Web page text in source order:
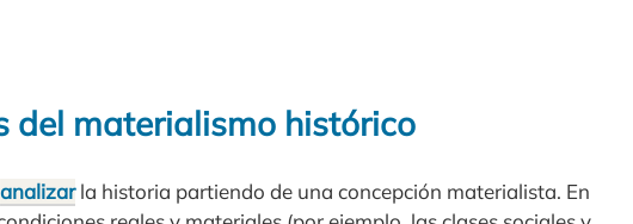
del materialismo histórico
analizarla historia partiendo de una concepción materialista. En